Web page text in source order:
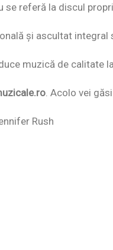
referă la discul
și ascultat integral
muzică de calitate
. Acolo vei
Rush